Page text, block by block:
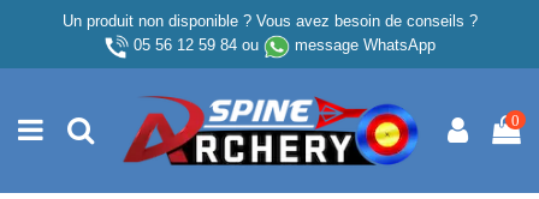
Un produit non disponible ? Vous avez besoin de conseils ?
05 56 12 59 84ou message WhatsApp
0